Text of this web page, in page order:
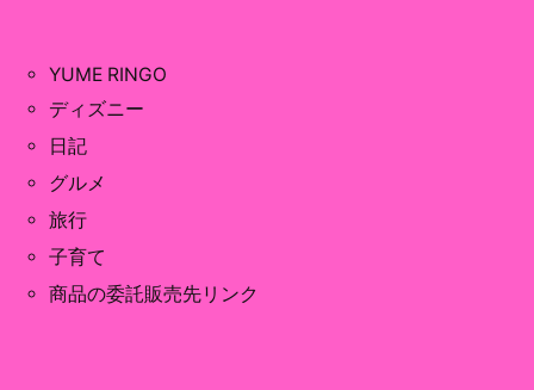
YUME RINGO
ディズニー
日記
グルメ
旅行
子育て
商品の委託販売先リンク